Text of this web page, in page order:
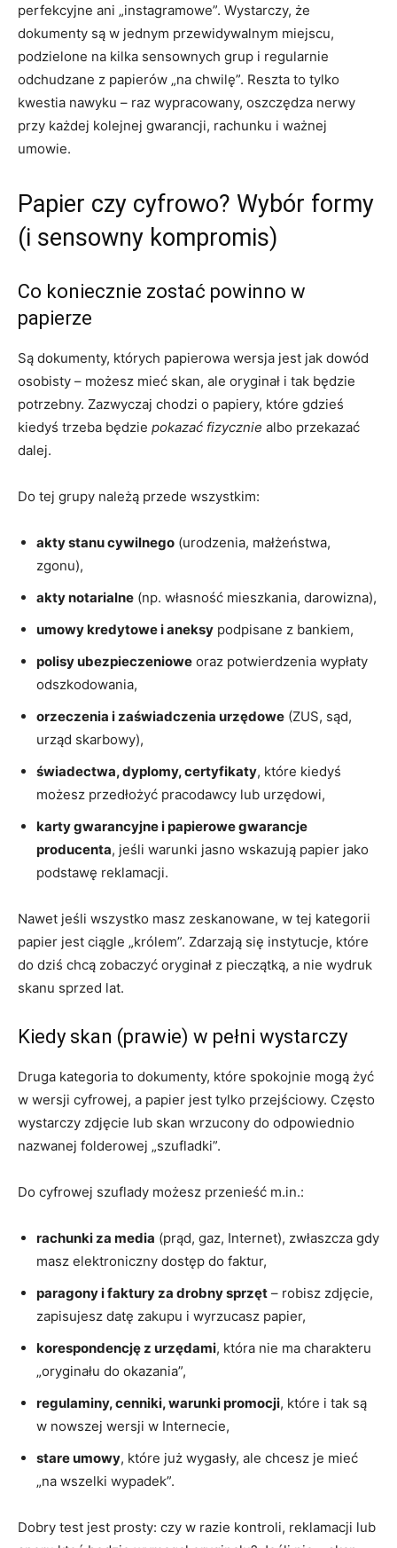
perfekcyjne ani „instagramowe”. Wystarczy, że
dokumenty są w jednym przewidywalnym miejscu,
podzielone na kilka sensownych grup i regularnie
odchudzane z papierów „na chwilę”. Reszta to tylko
kwestia nawyku – raz wypracowany, oszczędza nerwy
przy każdej kolejnej gwarancji, rachunku i ważnej
umowie.
Papier czy cyfrowo? Wybór formy
(i sensowny kompromis)
Co koniecznie zostać powinno w
papierze
Są dokumenty, których papierowa wersja jest jak dowód
osobisty – możesz mieć skan, ale oryginał i tak będzie
potrzebny. Zazwyczaj chodzi o papiery, które gdzieś
kiedyś trzeba będzie pokazać fizycznie albo przekazać
dalej.
Do tej grupy należą przede wszystkim:
akty stanu cywilnego (urodzenia, małżeństwa,
zgonu),
akty notarialne (np. własność mieszkania, darowizna),
umowy kredytowe i aneksy podpisane z bankiem,
polisy ubezpieczeniowe oraz potwierdzenia wypłaty
odszkodowania,
orzeczenia i zaświadczenia urzędowe (ZUS, sąd,
urząd skarbowy),
świadectwa, dyplomy, certyfikaty, które kiedyś
możesz przedłożyć pracodawcy lub urzędowi,
karty gwarancyjne i papierowe gwarancje
producenta, jeśli warunki jasno wskazują papier jako
podstawę reklamacji.
Nawet jeśli wszystko masz zeskanowane, w tej kategorii
papier jest ciągle „królem”. Zdarzają się instytucje, które
do dziś chcą zobaczyć oryginał z pieczątką, a nie wydruk
skanu sprzed lat.
Kiedy skan (prawie) w pełni wystarczy
Druga kategoria to dokumenty, które spokojnie mogą żyć
w wersji cyfrowej, a papier jest tylko przejściowy. Często
wystarczy zdjęcie lub skan wrzucony do odpowiednio
nazwanej folderowej „szufladki”.
Do cyfrowej szuflady możesz przenieść m.in.:
rachunki za media (prąd, gaz, Internet), zwłaszcza gdy
masz elektroniczny dostęp do faktur,
paragony i faktury za drobny sprzęt – robisz zdjęcie,
zapisujesz datę zakupu i wyrzucasz papier,
korespondencję z urzędami, która nie ma charakteru
„oryginału do okazania”,
regulaminy, cenniki, warunki promocji, które i tak są
w nowszej wersji w Internecie,
stare umowy, które już wygasły, ale chcesz je mieć
„na wszelki wypadek”.
Dobry test jest prosty: czy w razie kontroli, reklamacji lub